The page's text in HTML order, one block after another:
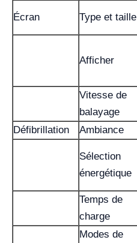
Écran Type et taille
Afficher
Vitesse de
balayage
Défibrillation Ambiance
Sélection
énergétique
Temps de
charge
Modes de